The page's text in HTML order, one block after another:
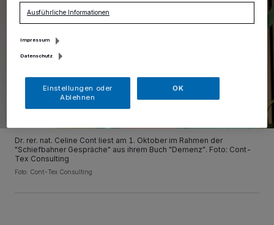
Dr. rer. nat. Celine Cont liest am 1. Oktober im Rahmen der
"Schiefbahner Gespräche" aus ihrem Buch "Demenz". Foto: Cont-
Tex Consulting
Foto: Cont-Tex Consulting
Ausführliche Informationen
Impressum
Datenschutz
Einstellungen oder
Ablehnen
OK